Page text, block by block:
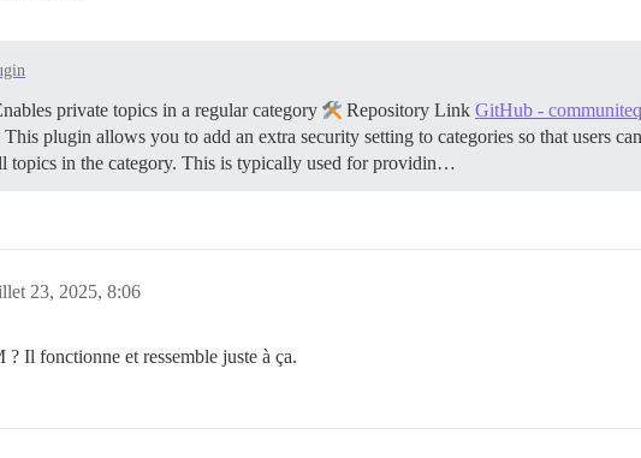
private topics in a regular category Repository Link GitHub -
This plugin allows you to add an extra security setting to categories so that users
topics in the category. This is typically used for providin…
23, 2025, 8:06
? Il fonctionne et ressemble juste à ça.